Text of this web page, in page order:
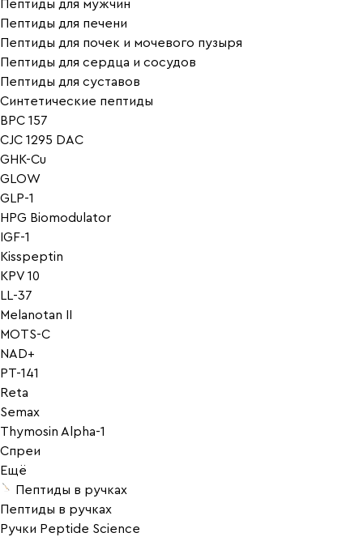
Пептиды для мужчин
Пептиды для печени
Пептиды для почек и мочевого пузыря
Пептиды для сердца и сосудов
Пептиды для суставов
Синтетические пептиды
BPC 157
CJC 1295 DAC
GHK-Cu
GLOW
GLP-1
HPG Biomodulator
IGF-1
Kisspeptin
KPV 10
LL-37
Melanotan II
MOTS-C
NAD+
PT-141
Reta
Semax
Thymosin Alpha-1
Спреи
Ещё
Пептиды в ручках
Пептиды в ручках
Ручки Peptide Science